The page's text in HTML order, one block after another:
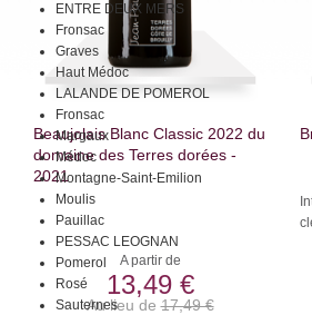
ENTRE DEUX MERS
Fronsac
Graves
Haut Médoc
LALANDE DE POMEROL
Fronsac
Margaux
Médoc
Montagne-Saint-Emilion
Moulis
Pauillac
PESSAC LEOGNAN
Pomerol
Rosé
Sauternes
Beaujolais Blanc Classic 2022 du
domaine des Terres dorées -
2021
A partir de
13,49 €
Au lieu de17,49 €